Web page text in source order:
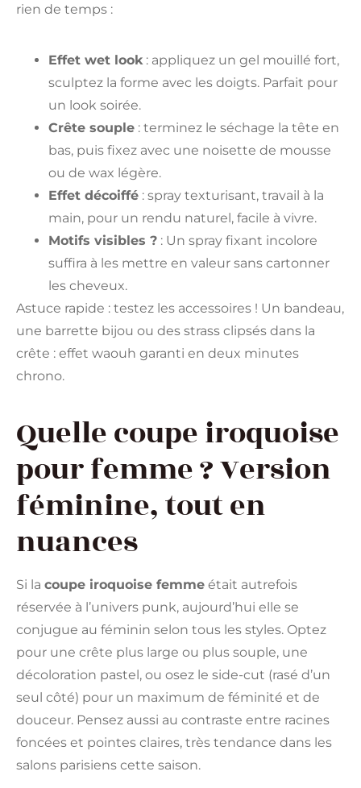
rien de temps :
Effet wet look : appliquez un gel mouillé fort,
sculptez la forme avec les doigts. Parfait pour
un look soirée.
Crête souple : terminez le séchage la tête en
bas, puis fixez avec une noisette de mousse
ou de wax légère.
Effet décoiffé : spray texturisant, travail à la
main, pour un rendu naturel, facile à vivre.
Motifs visibles ? : Un spray fixant incolore
suffira à les mettre en valeur sans cartonner
les cheveux.
Astuce rapide : testez les accessoires ! Un bandeau,
une barrette bijou ou des strass clipsés dans la
crête : effet waouh garanti en deux minutes
chrono.
Quelle coupe iroquoise
pour femme ? Version
féminine, tout en
nuances
Si la coupe iroquoise femme était autrefois
réservée à l’univers punk, aujourd’hui elle se
conjugue au féminin selon tous les styles. Optez
pour une crête plus large ou plus souple, une
décoloration pastel, ou osez le side-cut (rasé d’un
seul côté) pour un maximum de féminité et de
douceur. Pensez aussi au contraste entre racines
foncées et pointes claires, très tendance dans les
salons parisiens cette saison.